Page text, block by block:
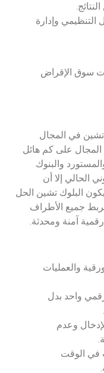
التنظيمي وإدارة
سوق الإقراض
في المجال
المجال على كم هائل
والبنوك
الحالي إلا أن
البلوك تشين الحل
جميع الأطراف
آمنة ومحدثة.
والعمليات
واحد بدل
وعدم
في الوقت